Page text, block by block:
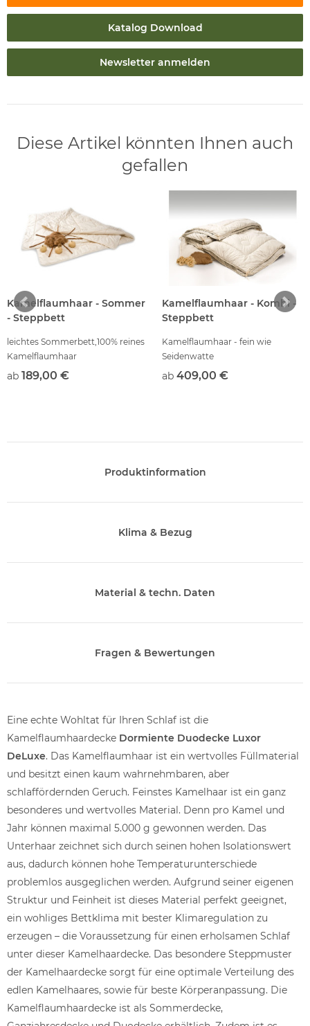
Katalog Download
Newsletter anmelden
Diese Artikel könnten Ihnen auch
gefallen
Kamelflaumhaar - Sommer
- Steppbett
leichtes Sommerbett,100% reines
Kamelflaumhaar
ab 189,00 €
Kamelflaumhaar - Kombi -
Steppbett
Kamelflaumhaar - fein wie
Seidenwatte
ab 409,00 €
Produktinformation
Klima & Bezug
Material & techn. Daten
Fragen & Bewertungen
Eine echte Wohltat für Ihren Schlaf ist die
Kamelflaumhaardecke Dormiente Duodecke Luxor
DeLuxe. Das Kamelflaumhaar ist ein wertvolles Füllmaterial
und besitzt einen kaum wahrnehmbaren, aber
schlaffördernden Geruch. Feinstes Kamelhaar ist ein ganz
besonderes und wertvolles Material. Denn pro Kamel und
Jahr können maximal 5.000 g gewonnen werden. Das
Unterhaar zeichnet sich durch seinen hohen Isolationswert
aus, dadurch können hohe Temperaturunterschiede
problemlos ausgeglichen werden. Aufgrund seiner eigenen
Struktur und Feinheit ist dieses Material perfekt geeignet,
ein wohliges Bettklima mit bester Klimaregulation zu
erzeugen – die Voraussetzung für einen erholsamen Schlaf
unter dieser Kamelhaardecke. Das besondere Steppmuster
der Kamelhaardecke sorgt für eine optimale Verteilung des
edlen Kamelhaares, sowie für beste Körperanpassung. Die
Kamelflaumhaardecke ist als Sommerdecke,